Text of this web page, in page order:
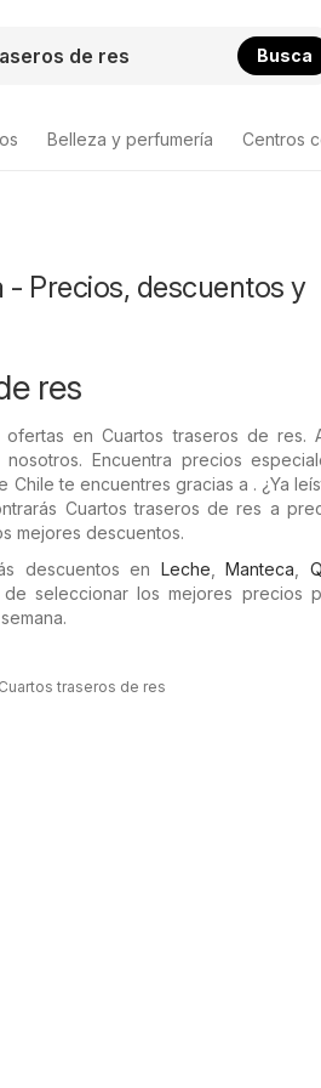
Busca
Belleza y perfumería Centros
Precios, descuentos y
res
ofertas en Cuartos traseros de res.
Encuentra precios
te encuentres gracias a . ¿Ya
Cuartos traseros de res a
mejores descuentos.
descuentos en Leche ,Manteca ,
seleccionar los mejores precios
Cuartos traseros de res